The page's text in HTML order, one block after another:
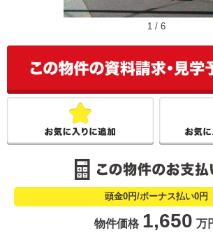
1 / 6
頭金0円/ボーナス払い0円
物件価格 1,650 万